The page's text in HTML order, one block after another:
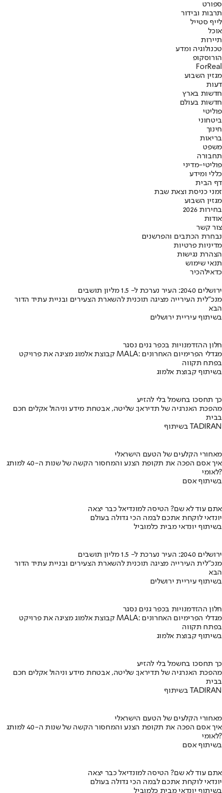
ספורט
תרבות ובידור
לייף סטייל
אוכל
תיירות
טכנולוגיה ומדע
הורוסקופ
ForReal
מגזין השבוע
דעות
חדשות בארץ
חדשות בעולם
פוליטי
ביטחוני
חינוך
בריאות
משפט
תחבורה
פוליטי-מדיני
כללי ומידע
דף הבית
זמני כניסת וצאת שבת
מגזין השבוע
בחירות 2026
אודות
צור קשר
נבחרת הכתבים והפרשנים
מדיניות פרטיות
הצהרת נגישות
תנאי שימוש
כדאילהכיר
ירושלים 2040: העיר נערכת ל- 1.5 מליון תושבים
מנכ"לית העירייה מציגה תוכנית להשארת הצעירים ובניית עתיד הדור
הבא
בשיתוף עיריית ירושלים
חלון ההזדמנויות בכפר גנים נסגר
קבוצת אלמוג מציגה את פרויקט MALA: מגדלי הפרימיום האחרונים
בפתח תקווה
בשיתוף קבוצת אלמוג
כך תחסכו בחשמל בלי להזיע
מהפכת האנרגיה של תדיראן: שליטה, אבטחת מידע וניהול אקלים חכם
בבית
בשיתוף TADIRAN
מאחורי הקלעים של הטעם הישראלי
איך אסם הפכה את תקופת הצנע והמחסור הקשה של שנות ה-40 למותג
לאומי?
בשיתוף אסם
אתם עוד לא שם? הטיסה למונדיאל כבר יצאה
יונדאי לוקחת אתכם לבמה הכי גדולה בעולם
בשיתוף יונדאי מבית כלמוביל
ירושלים 2040: העיר נערכת ל- 1.5 מליון תושבים
מנכ"לית העירייה מציגה תוכנית להשארת הצעירים ובניית עתיד הדור
הבא
בשיתוף עיריית ירושלים
חלון ההזדמנויות בכפר גנים נסגר
קבוצת אלמוג מציגה את פרויקט MALA: מגדלי הפרימיום האחרונים
בפתח תקווה
בשיתוף קבוצת אלמוג
כך תחסכו בחשמל בלי להזיע
מהפכת האנרגיה של תדיראן: שליטה, אבטחת מידע וניהול אקלים חכם
בבית
בשיתוף TADIRAN
מאחורי הקלעים של הטעם הישראלי
איך אסם הפכה את תקופת הצנע והמחסור הקשה של שנות ה-40 למותג
לאומי?
בשיתוף אסם
אתם עוד לא שם? הטיסה למונדיאל כבר יצאה
יונדאי לוקחת אתכם לבמה הכי גדולה בעולם
בשיתוף יונדאי מבית כלמוביל